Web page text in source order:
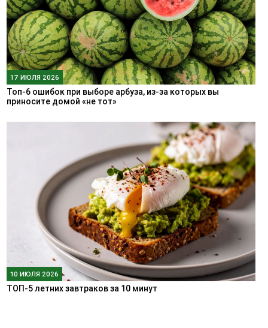
17 ИЮЛЯ 2026
Топ-6 ошибок при выборе арбуза, из-за которых вы
приносите домой «не тот»
10 ИЮЛЯ 2026
ТОП-5 летних завтраков за 10 минут